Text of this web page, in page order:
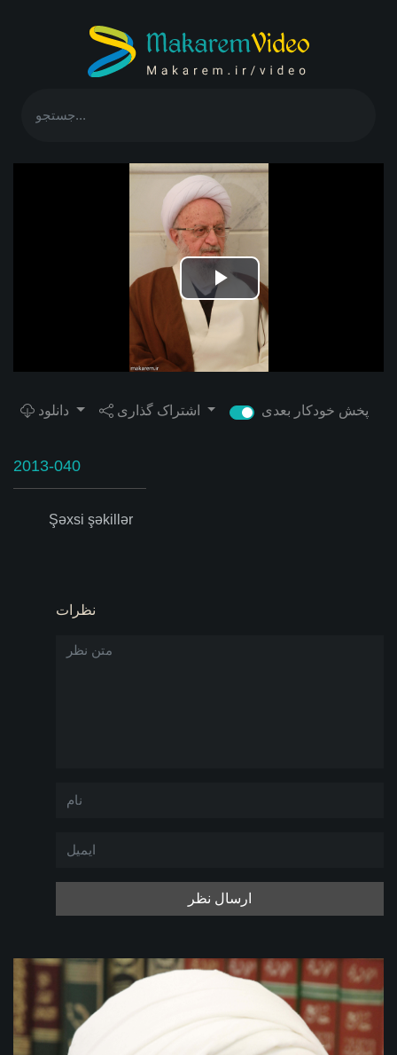
Play
Video
پخش خودکار بعدی
2013-040
Şəxsi şəkillər
نظرات
ارسال نظر